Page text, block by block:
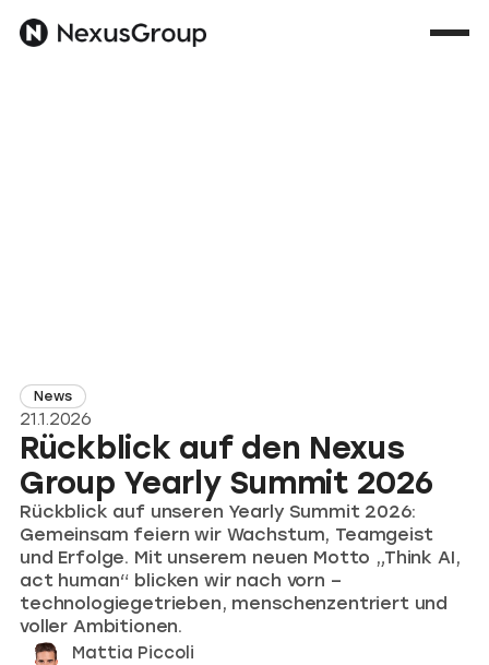
News
21.1.2026
Rückblick auf den Nexus
Group Yearly Summit 2026
Rückblick auf unseren Yearly Summit 2026:
Gemeinsam feiern wir Wachstum, Teamgeist
und Erfolge. Mit unserem neuen Motto „Think AI,
act human“ blicken wir nach vorn –
technologiegetrieben, menschenzentriert und
voller Ambitionen.
Mattia Piccoli